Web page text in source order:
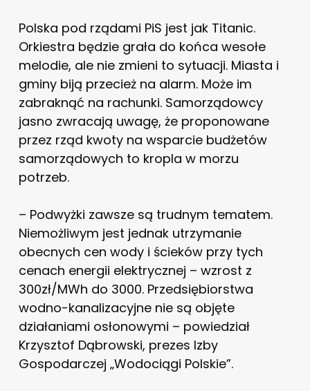
Polska pod rządami PiS jest jak Titanic.
Orkiestra będzie grała do końca wesołe
melodie, ale nie zmieni to sytuacji. Miasta i
gminy biją przecież na alarm. Może im
zabraknąć na rachunki. Samorządowcy
jasno zwracają uwagę, że proponowane
przez rząd kwoty na wsparcie budżetów
samorządowych to kropla w morzu
potrzeb.
– Podwyżki zawsze są trudnym tematem.
Niemożliwym jest jednak utrzymanie
obecnych cen wody i ścieków przy tych
cenach energii elektrycznej – wzrost z
300zł/MWh do 3000. Przedsiębiorstwa
wodno-kanalizacyjne nie są objęte
działaniami osłonowymi – powiedział
Krzysztof Dąbrowski, prezes Izby
Gospodarczej „Wodociągi Polskie”.